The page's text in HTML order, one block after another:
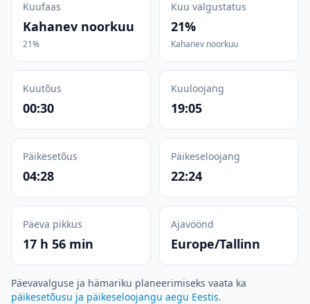
Kuufaas
Kahanev noorkuu
21%
Kuu valgustatus
21%
Kahanev noorkuu
Kuutõus
00:30
Kuuloojang
19:05
Päikesetõus
04:28
Päikeseloojang
22:24
Päeva pikkus
17 h 56 min
Ajavöönd
Europe/Tallinn
Päevavalguse ja hämariku planeerimiseks vaata ka
päikesetõusu ja päikeseloojangu aegu Eestis.